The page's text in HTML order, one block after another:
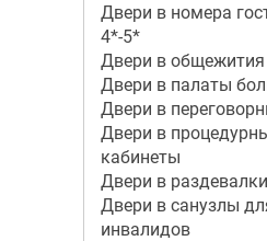
Двери в номера
4*-5*
Двери в общежития
Двери в палаты
Двери в
Двери в
кабинеты
Двери в раздевалки
Двери в санузлы
инвалидов